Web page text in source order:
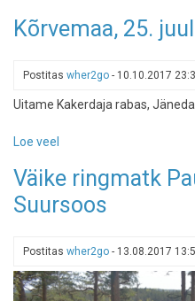
Põhja-
3.
2012
Kõrvemaa, 25.
Postitas wher2go - 10.10.2017
Uitame Kakerdaja rabas,
Loe veel
25.
juuli
Väike ringmatk
Suursoos
Postitas wher2go - 13.08.2017